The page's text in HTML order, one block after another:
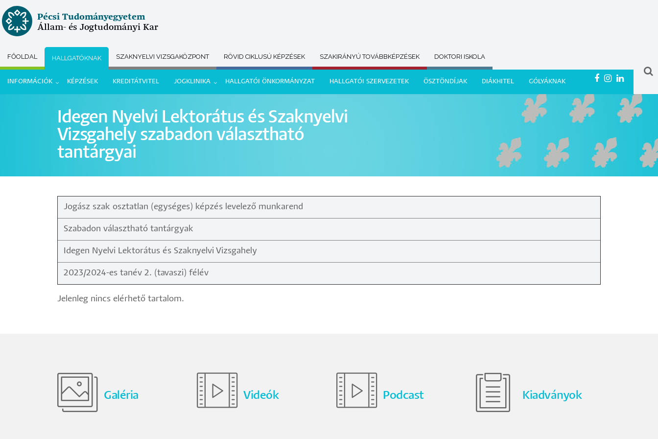
Ugrás
a
tartalomra
Pécsi Tudományegyetem
Állam- és Jogtudományi Kar
Submenu
selector
FŐOLDAL HALLGATÓKNAK SZAKNYELVI VIZSGAKÖZPONT RÖVID CIKLUSÚ KÉPZÉSEK SZAKIRÁNYÚ TOVÁBBKÉPZÉSEK DOKTORI ISKOLA
Hallgatói
INFORMÁCIÓK KÉPZÉSEK KREDITÁTVITEL JOGKLINIKA HALLGATÓI ÖNKORMÁNYZAT HALLGATÓI SZERVEZETEK ÖSZTÖNDÍJAK DIÁKHITEL GÓLYÁKNAK
Idegen Nyelvi Lektorátus és Szaknyelvi
Vizsgahely szabadon választható
tantárgyai
Jogász szak osztatlan (egységes) képzés levelező munkarend
Szabadon választható tantárgyak
Idegen Nyelvi Lektorátus és Szaknyelvi Vizsgahely
2023/2024-es tanév 2. (tavaszi) félév
Jelenleg nincs elérhető tartalom.
Galéria Videók Podcast Kiadványok